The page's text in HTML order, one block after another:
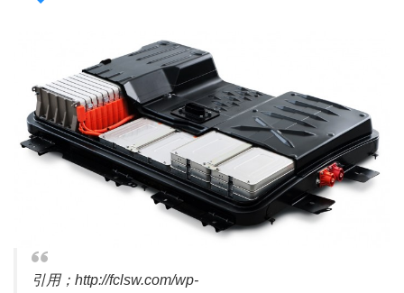
引用；http://fclsw.com/wp-